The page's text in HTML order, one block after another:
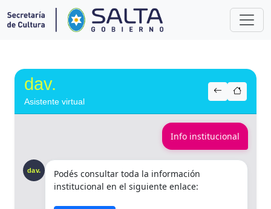
dav.
Asistente virtual
Info institucional
dav.
Podés consultar toda la información
institucional en el siguiente enlace: